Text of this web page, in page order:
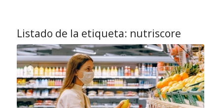
Listado de la etiqueta: nutriscore